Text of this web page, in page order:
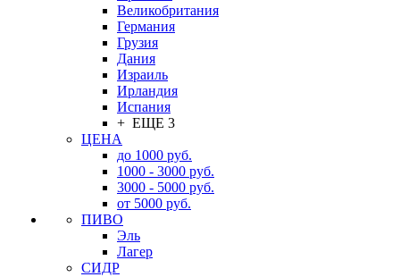
Великобритания
Германия
Грузия
Дания
Израиль
Ирландия
Испания
+ ЕЩЕ 3
ЦЕНА
до 1000 руб.
1000 - 3000 руб.
3000 - 5000 руб.
от 5000 руб.
ПИВО
Эль
Лагер
СИДР